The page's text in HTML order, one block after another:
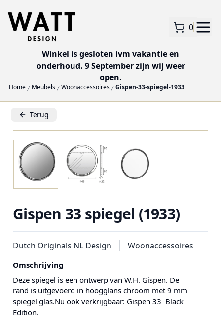
0
Winkel is gesloten ivm vakantie en
onderhoud. 9 September zijn wij weer
open.
Home Meubels Woonaccessoires Gispen-33-spiegel-1933
Terug
Gispen 33 spiegel (1933)
Dutch Originals NL Design Woonaccessoires
Omschrijving
Deze spiegel is een ontwerp van W.H. Gispen. De
rand is uitgevoerd in hoogglans chroom met 9 mm
spiegel glas.Nu ook verkrijgbaar: Gispen 33 Black
Edition.